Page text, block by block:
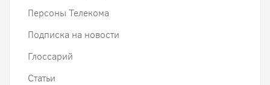
Персоны Телекома
Подписка на новости
Глоссарий
Статьи